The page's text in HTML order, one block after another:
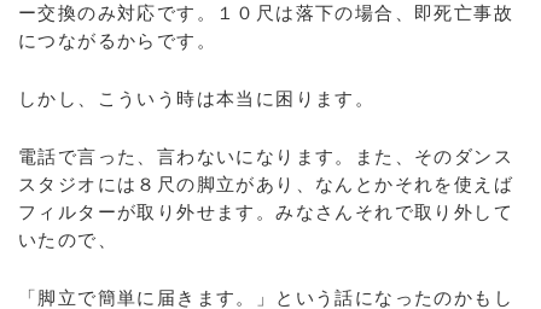
ー交換のみ対応です。１０尺は落下の場合、即死亡事故
につながるからです。
しかし、こういう時は本当に困ります。
電話で言った、言わないになります。また、そのダンス
スタジオには８尺の脚立があり、なんとかそれを使えば
フィルターが取り外せます。みなさんそれで取り外して
いたので、
「脚立で簡単に届きます。」という話になったのかもし